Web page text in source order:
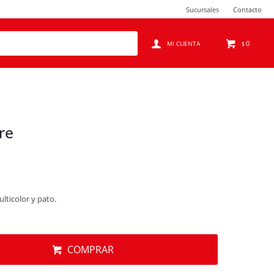
$0
Sucursales Contacto
y pato.
COMPRAR